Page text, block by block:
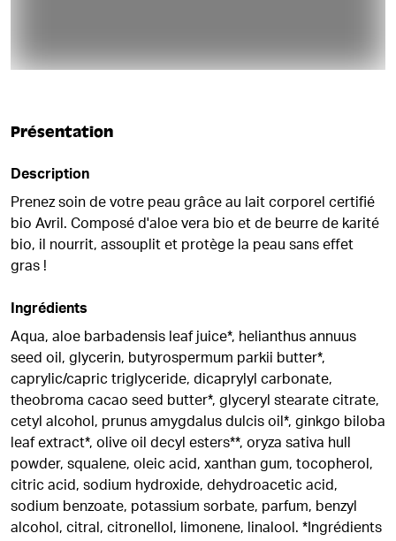
Présentation
Description
Prenez soin de votre peau grâce au lait corporel certifié
bio Avril. Composé d'aloe vera bio et de beurre de karité
bio, il nourrit, assouplit et protège la peau sans effet
gras !
Ingrédients
Aqua, aloe barbadensis leaf juice*, helianthus annuus
seed oil, glycerin, butyrospermum parkii butter*,
caprylic/capric triglyceride, dicaprylyl carbonate,
theobroma cacao seed butter*, glyceryl stearate citrate,
cetyl alcohol, prunus amygdalus dulcis oil*, ginkgo biloba
leaf extract*, olive oil decyl esters**, oryza sativa hull
powder, squalene, oleic acid, xanthan gum, tocopherol,
citric acid, sodium hydroxide, dehydroacetic acid,
sodium benzoate, potassium sorbate, parfum, benzyl
alcohol, citral, citronellol, limonene, linalool. *Ingrédients